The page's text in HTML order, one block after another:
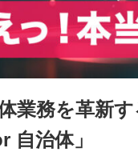
業務を革新
自治体」